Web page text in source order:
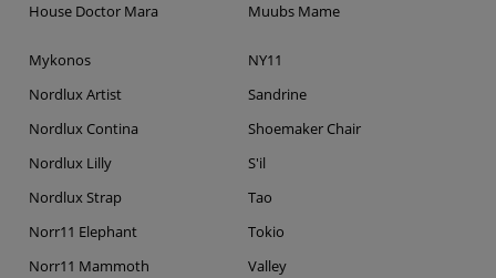
House Doctor Mara
Muubs Mame
Mykonos
Nordlux Artist
Nordlux Contina
Nordlux Lilly
Nordlux Strap
Norr11 Elephant
Norr11 Mammoth
NY11
Sandrine
Shoemaker Chair
S'il
Tao
Tokio
Valley